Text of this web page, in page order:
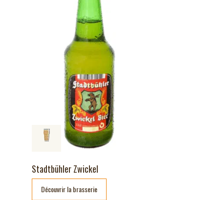
Stadtbühler Zwickel
Découvrir la brasserie